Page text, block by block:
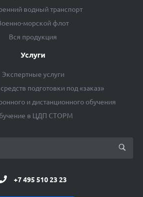
водный транспорт
морской флот
Вся продукция
Услуги
Экспертные услуги
подготовки под «заказ»
и дистанционного обучения
в ЦДП СТОРМ
+7 495 510 23 23